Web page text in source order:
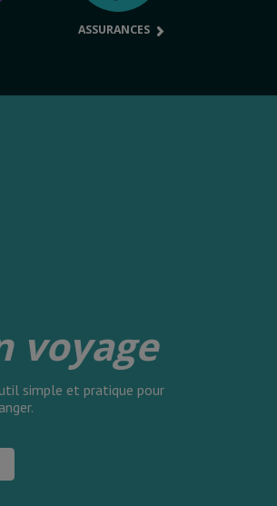
ASSURANCES
voyage
simple et pratique pour